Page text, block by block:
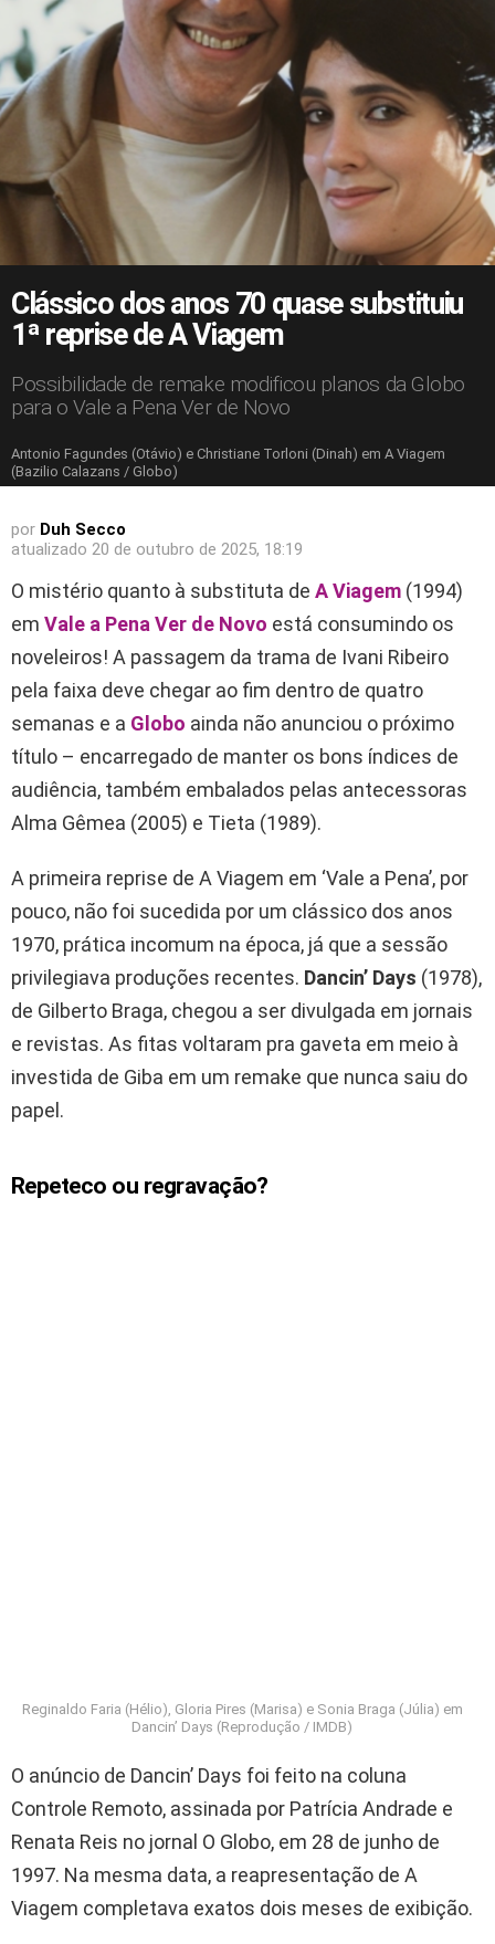
Clássico dos anos 70 quase substituiu
1ª reprise de A Viagem
Possibilidade de remake modificou planos da Globo
para o Vale a Pena Ver de Novo
Antonio Fagundes (Otávio) e Christiane Torloni (Dinah) em A Viagem
(Bazilio Calazans / Globo)
por Duh Secco
atualizado 20 de outubro de 2025, 18:19
O mistério quanto à substituta de A Viagem (1994)
em Vale a Pena Ver de Novo está consumindo os
noveleiros! A passagem da trama de Ivani Ribeiro
pela faixa deve chegar ao fim dentro de quatro
semanas e a Globo ainda não anunciou o próximo
título – encarregado de manter os bons índices de
audiência, também embalados pelas antecessoras
Alma Gêmea (2005) e Tieta (1989).
A primeira reprise de A Viagem em ‘Vale a Pena’, por
pouco, não foi sucedida por um clássico dos anos
1970, prática incomum na época, já que a sessão
privilegiava produções recentes. Dancin’ Days (1978),
de Gilberto Braga, chegou a ser divulgada em jornais
e revistas. As fitas voltaram pra gaveta em meio à
investida de Giba em um remake que nunca saiu do
papel.
Repeteco ou regravação?
Reginaldo Faria (Hélio), Gloria Pires (Marisa) e Sonia Braga (Júlia) em
Dancin’ Days (Reprodução / IMDB)
O anúncio de Dancin’ Days foi feito na coluna
Controle Remoto, assinada por Patrícia Andrade e
Renata Reis no jornal O Globo, em 28 de junho de
1997. Na mesma data, a reapresentação de A
Viagem completava exatos dois meses de exibição.